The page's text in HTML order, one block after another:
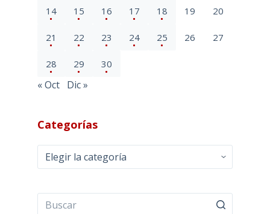
14 15 16 17 18 19 20
21 22 23 24 25 26 27
28 29 30
« Oct Dic »
Categorías
Categorías